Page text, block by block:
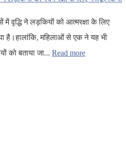
वृद्धि ने लड़कियों को आत्मरक्षा के लिए
है।हालांकि, महिलाओं से एक ने यह भी
को बताया जा... Read more